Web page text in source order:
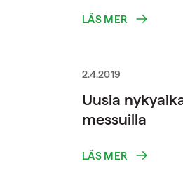
LÄS MER
2.4.2019
Uusia
messuilla
LÄS MER